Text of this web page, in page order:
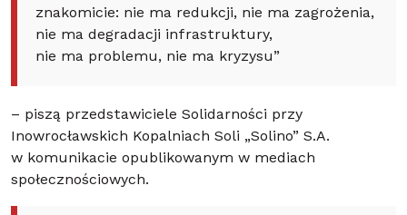
znakomicie: nie ma redukcji, nie ma zagrożenia,
nie ma degradacji infrastruktury,
nie ma problemu, nie ma kryzysu”
– piszą przedstawiciele Solidarności przy
Inowrocławskich Kopalniach Soli „Solino” S.A.
w komunikacie opublikowanym w mediach
społecznościowych.